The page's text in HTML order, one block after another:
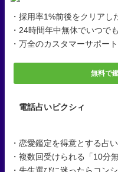
・採用率1%前後をクリア
・24時間年中無休でいつで
・万全のカスタマーサポー
無料で
電話占いピクシィ
・恋愛鑑定を得意とする占
・複数回受けられる「10分